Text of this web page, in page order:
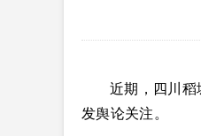
近期，四川
发舆论关注。